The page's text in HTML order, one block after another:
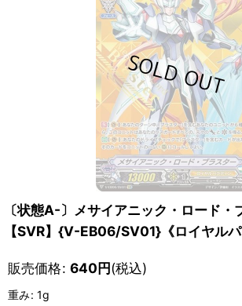
〔状態A-〕メサイアニック・ロード・
【SVR】{V-EB06/SV01}《ロイヤルパ
販売価格: 640円(税込)
重み: 1g